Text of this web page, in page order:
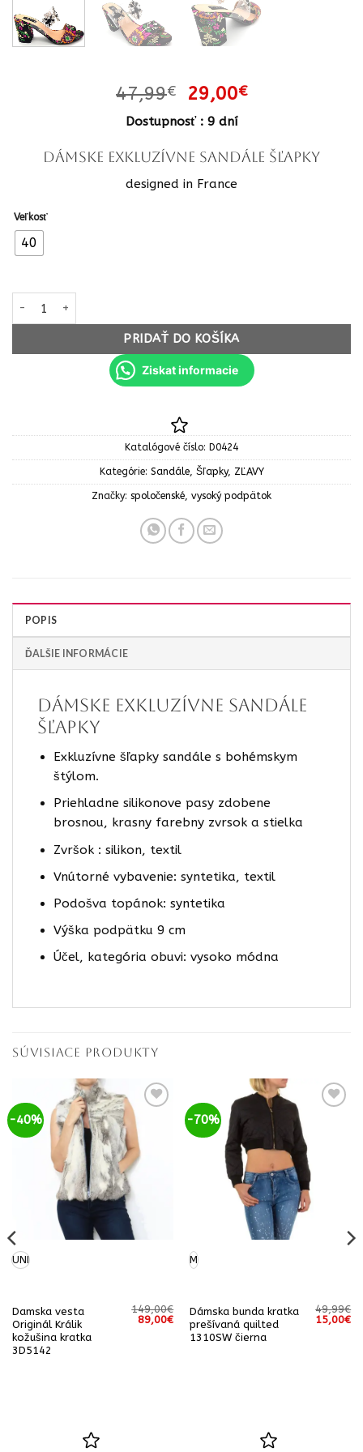
47,99€
Pôvodná
cena
bola:
47,99€.
29,00€Aktuálna
29,00€.
Dostupnosť : 9 dní
Dámske exkluzívne sandále šľapky
designed in France
Veľkosť
40
množstvo Dámske exkluzívne sandále šľapky colorfull cierne
PRIDAŤ DO KOŠÍKA
Ziskat informacie
Katalógové číslo: D0424
Kategórie: Sandále, Šľapky, ZĽAVY
Značky: spoločenské, vysoký podpätok
POPIS
ĎALŠIE INFORMÁCIE
Dámske exkluzívne sandále
šľapky
Exkluzívne šľapky sandále s bohémskym
štýlom.
Priehladne silikonove pasy zdobene
brosnou, krasny farebny zvrsok a stielka
Zvršok : silikon, textil
Vnútorné vybavenie: syntetika, textil
Podošva topánok: syntetika
Výška podpätku 9 cm
Účel, kategória obuvi: vysoko módna
SÚVISIACE PRODUKTY
-40%
UNI
Damska vesta
Originál Králik
kožušina kratka
3D5142
149,00€
Pôvodná
cena
89,00€Aktuálna
cena
-70%
M
Dámska bunda kratka
prešívaná quilted
1310SW čierna
49,99€
Pôvodná
cena
15,00€